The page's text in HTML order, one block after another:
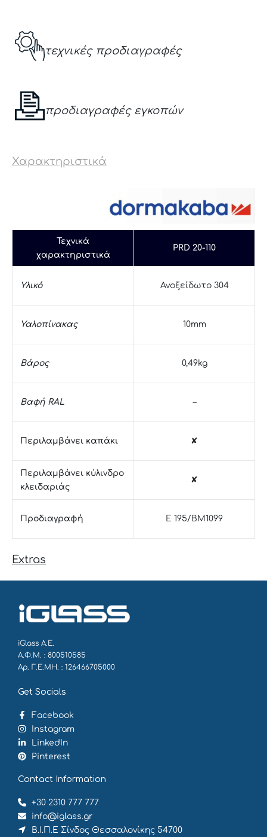
τεχνικές προδιαγραφές
προδιαγραφές εγκοπών
Χαρακτηριστικά
Τεχνικά
χαρακτηριστικά
PRD 20-110
Υλικό Ανοξείδωτο 304
Υαλοπίνακας 10mm
Βάρος 0,49kg
Βαφή RAL –
Περιλαμβάνει καπάκι ✘
Περιλαμβάνει κύλινδρο
κλειδαριάς
✘
Προδιαγραφή E 195/BM1099
Extras
iGlass Α.Ε.
Α.Φ.Μ. : 800510585
Αρ. Γ.Ε.ΜΗ. : 126466705000
Get Socials
Facebook
Instagram
LinkedIn
Pinterest
Contact Information
+30 2310 777 777
info@iglass.gr
Β.Ι.Π.Ε Σίνδος Θεσσαλονίκης 54700